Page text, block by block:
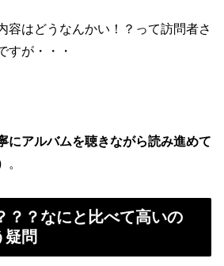
容はどうなんかい！？って訪問者さ
すが・・・
にアルバムを聴きながら読み進めて
。
？？なにと比べて高いの
疑問